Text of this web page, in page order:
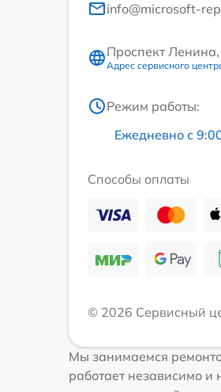
info@microsoft-
Проспект
Адрес сервисного
Режим работы:
Ежедневно с
Способы оплаты
© 2026 Сервисный
Мы занимаемся
работает независимо